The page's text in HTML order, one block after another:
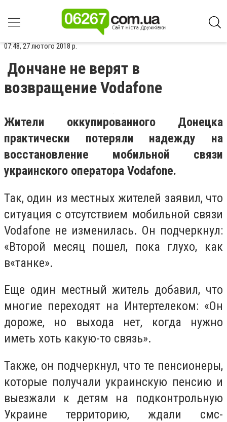
07:48, 27 лютого 2018 р.
Дончане не верят в
возвращение Vodafone
Жители оккупированного Донецка
практически потеряли надежду на
восстановление мобильной связи
украинского оператора Vodafone.
Так, один из местных жителей заявил, что
ситуация с отсутствием мобильной связи
Vodafone не изменилась. Он подчеркнул:
«Второй месяц пошел, пока глухо, как
в«танке».
Еще один местный житель добавил, что
многие переходят на Интертелеком: «Он
дороже, но выхода нет, когда нужно
иметь хоть какую-то связь».
Также, он подчеркнул, что те пенсионеры,
которые получали украинскую пенсию и
выезжали к детям на подконтрольную
Украине территорию, ждали смс-